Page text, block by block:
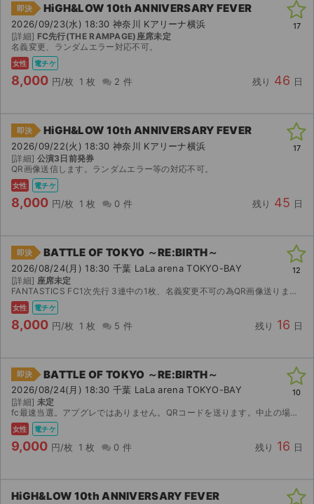
よくある質問
お知らせ
サイト情報
チケットジャム利用規約
プライバシーポリシー
特定商取引法に基づく表記
不正転売禁止法について
即決 HiGH&LOW 10th ANNIVERSARY FEVER
2026/09/23(水) 18:30 神奈川 Kアリーナ横浜
[詳細] FC先行(THE RAMPAGE)座席未定
名義変更、ランダムエラー対応不可。
女性 電チケ
8,000 円/枚 1 枚 2 件 残り 46 日
17
即決 HiGH&LOW 10th ANNIVERSARY FEVER
2026/09/22(火) 18:30 神奈川 Kアリーナ横浜
[詳細] 公演3日前発券
QR画像送信します。ランダムエラー等の対応不可。
女性 電チケ
8,000 円/枚 1 枚 0 件 残り 45 日
17
即決 BATTLE OF TOKYO ～RE:BIRTH～
2026/08/24(月) 18:30 千葉 LaLa arena TOKYO-BAY
[詳細] 座席未定
FANTASTICS FC1次先行 3連中の1枚、名義変更不可の為QR画像送ります。 すり替えなし、重複分ではございません。 公演中止の場合のみ手数料を差し引いた金額を返金致します。その他如何な...
女性 電チケ
8,000 円/枚 1 枚 5 件 残り 16 日
12
即決 BATTLE OF TOKYO ～RE:BIRTH～
2026/08/24(月) 18:30 千葉 LaLa arena TOKYO-BAY
[詳細] 未定
fc最速当選。アプグレではありません。QRコードを送ります。中止の場合のみ返金いたします。
女性 電チケ
9,000 円/枚 1 枚 0 件 残り 16 日
10
HiGH&LOW 10th ANNIVERSARY FEVER